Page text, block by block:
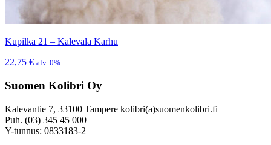
Kupilka 21 – Kalevala Karhu
22,75 € alv. 0%
Suomen Kolibri Oy
Kalevantie 7, 33100 Tampere kolibri(a)suomenkolibri.fi
Puh. (03) 345 45 000
Y-tunnus: 0833183-2